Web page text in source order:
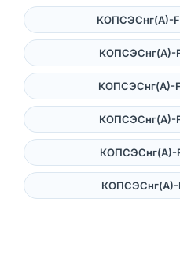
КОПСЭСнг(А)-
КОПСЭСнг(А)-
КОПСЭСнг(А)-
КОПСЭСнг(А)-
КОПСЭСнг(А)-
КОПСЭСнг(А)-